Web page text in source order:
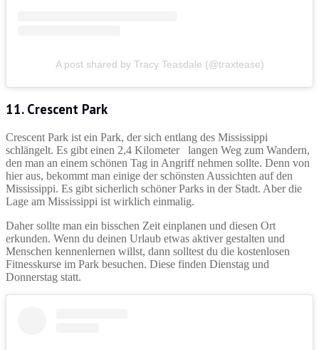
A post shared by Tracy Teasdale (@traxtease)
11. Crescent Park
Crescent Park ist ein Park, der sich entlang des Mississippi
schlängelt. Es gibt einen 2,4 Kilometer langen Weg zum Wandern,
den man an einem schönen Tag in Angriff nehmen sollte. Denn von
hier aus, bekommt man einige der schönsten Aussichten auf den
Mississippi. Es gibt sicherlich schöner Parks in der Stadt. Aber die
Lage am Mississippi ist wirklich einmalig.
Daher sollte man ein bisschen Zeit einplanen und diesen Ort
erkunden. Wenn du deinen Urlaub etwas aktiver gestalten und
Menschen kennenlernen willst, dann solltest du die kostenlosen
Fitnesskurse im Park besuchen. Diese finden Dienstag und
Donnerstag statt.